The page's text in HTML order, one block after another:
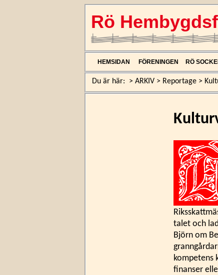
Rö
HEMSIDAN FÖRENINGEN RÖ
Du är här: > ARKIV > Reportage >
talet och
Björn om
kompetens
finanser